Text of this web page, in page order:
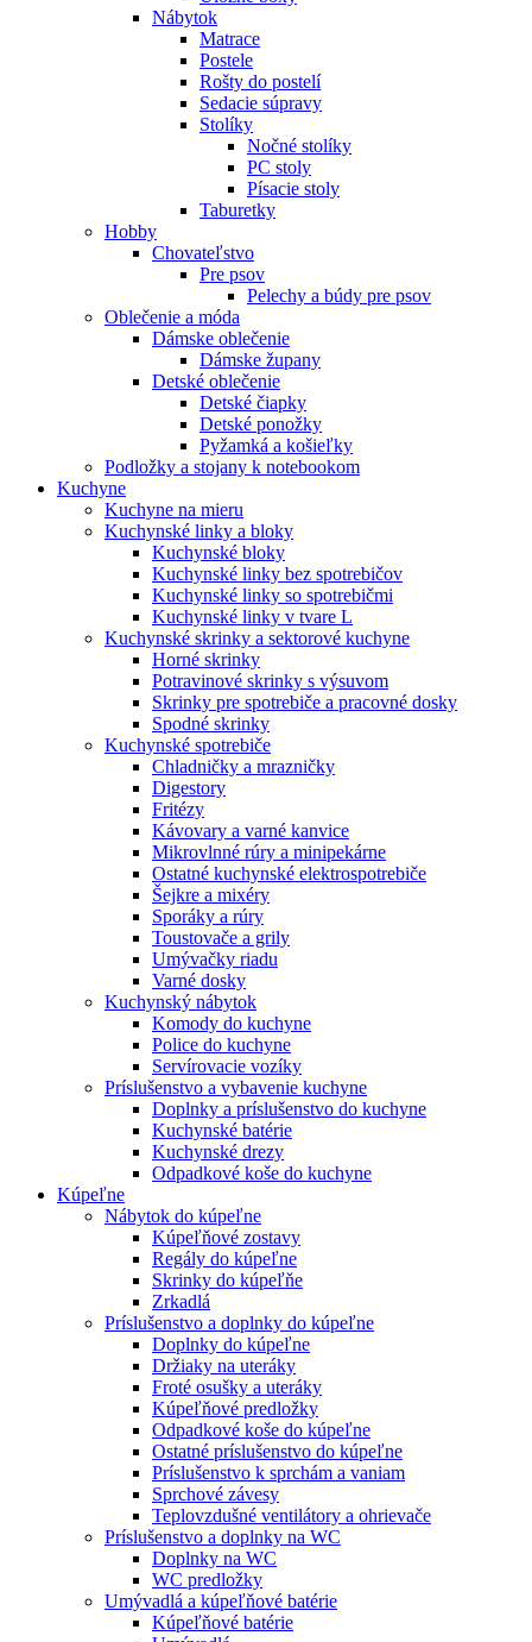
Nábytok
Matrace
Postele
Rošty do postelí
Sedacie súpravy
Stolíky
Nočné stolíky
PC stoly
Písacie stoly
Taburetky
Hobby
Chovateľstvo
Pre psov
Pelechy a búdy pre psov
Oblečenie a móda
Dámske oblečenie
Dámske župany
Detské oblečenie
Detské čiapky
Detské ponožky
Pyžamká a košieľky
Podložky a stojany k notebookom
Kuchyne
Kuchyne na mieru
Kuchynské linky a bloky
Kuchynské bloky
Kuchynské linky bez spotrebičov
Kuchynské linky so spotrebičmi
Kuchynské linky v tvare L
Kuchynské skrinky a sektorové kuchyne
Horné skrinky
Potravinové skrinky s výsuvom
Skrinky pre spotrebiče a pracovné dosky
Spodné skrinky
Kuchynské spotrebiče
Chladničky a mrazničky
Digestory
Fritézy
Kávovary a varné kanvice
Mikrovlnné rúry a minipekárne
Ostatné kuchynské elektrospotrebiče
Šejkre a mixéry
Sporáky a rúry
Toustovače a grily
Umývačky riadu
Varné dosky
Kuchynský nábytok
Komody do kuchyne
Police do kuchyne
Servírovacie vozíky
Príslušenstvo a vybavenie kuchyne
Doplnky a príslušenstvo do kuchyne
Kuchynské batérie
Kuchynské drezy
Odpadkové koše do kuchyne
Kúpeľne
Nábytok do kúpeľne
Kúpeľňové zostavy
Regály do kúpeľne
Skrinky do kúpeľňe
Zrkadlá
Príslušenstvo a doplnky do kúpeľne
Doplnky do kúpeľne
Držiaky na uteráky
Froté osušky a uteráky
Kúpeľňové predložky
Odpadkové koše do kúpeľne
Ostatné príslušenstvo do kúpeľne
Príslušenstvo k sprchám a vaniam
Sprchové závesy
Teplovzdušné ventilátory a ohrievače
Príslušenstvo a doplnky na WC
Doplnky na WC
WC predložky
Umývadlá a kúpeľňové batérie
Kúpeľňové batérie